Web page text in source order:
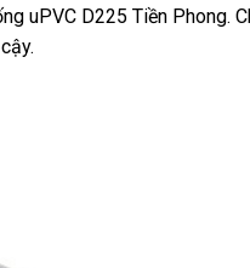
uPVC D225 Tiền Phong.